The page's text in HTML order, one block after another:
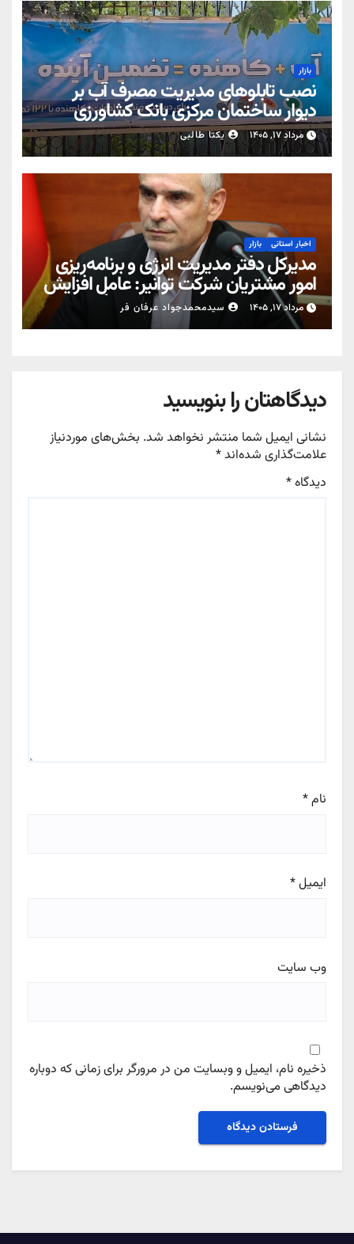
بازار
نصب تابلوهای مدیریت مصرف آب بر
دیوار ساختمان مرکزی بانک کشاورزی
مرداد ۱۷, ۱۴۰۵ یکتا طالبی
اخبار استانی بازار
مدیرکل دفتر مدیریت انرژی و برنامه‌ریزی
امور مشتریان شرکت توانیر: عامل افزایش
قبوض برخی مشترکان، عبور از الگوی
مصرف در تابستان است/ افزایش تعرفه
مرداد ۱۷, ۱۴۰۵ سیدمحمدجواد عرفان فر
دیدگاهتان را بنویسید
نشانی ایمیل شما منتشر نخواهد شد. بخش‌های موردنیاز
علامت‌گذاری شده‌اند*
دیدگاه*
نام*
ایمیل*
وب‌ سایت
ذخیره نام، ایمیل و وبسایت من در مرورگر برای زمانی که دوباره
دیدگاهی می‌نویسم.